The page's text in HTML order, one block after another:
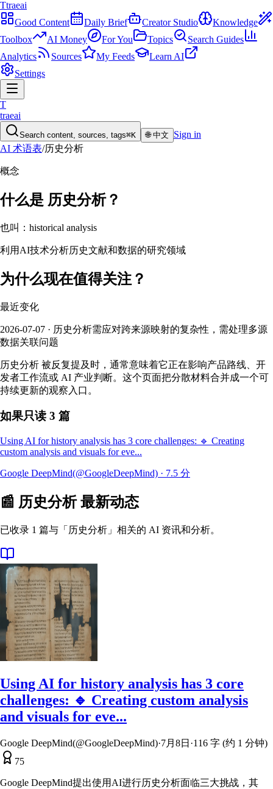
Ttraeai
Good Content
Daily Brief Creator Studio
Knowledge
Toolbox
AI Money For You Topics
Search Guides
Analytics
Sources My Feeds
Learn AI
Settings
T
traeai
Search content, sources, tags⌘K 🌐中文
Sign in
AI 术语表/历史分析
概念
什么是 历史分析？
也叫： historical analysis
利用AI技术分析历史文献和数据的研究领域
为什么现在值得关注？
最近变化
2026-07-07 · 历史分析需应对跨来源映射的复杂性，需处理多源
数据关联问题
历史分析 被反复提及时，通常意味着它正在影响产品路线、开
发者工作流或 AI 产业判断。这个页面把分散材料合并成一个可
持续更新的观察入口。
如果只读 3 篇
Using AI for history analysis has 3 core challenges: 🔹 Creating
custom analysis and visuals for eve...
Google DeepMind(@GoogleDeepMind) · 7.5 分
📰 历史分析最新动态
已收录 1 篇与「历史分析」相关的 AI 资讯和分析。
Using AI for history analysis has 3 core
challenges: 🔹 Creating custom analysis
and visuals for eve...
Google DeepMind(@GoogleDeepMind)·7月8日 ·116 字 (约 1 分钟)
75
Google DeepMind提出使用AI进行历史分析面临三大挑战，其